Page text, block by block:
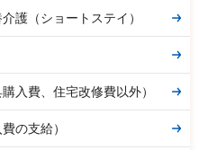
護（ショートステイ）
入費、住宅改修費以外）
の支給）